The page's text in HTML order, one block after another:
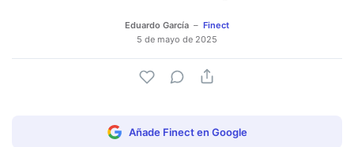
Eduardo García
Finect
5 de mayo de 2025
Añade Finect en Google